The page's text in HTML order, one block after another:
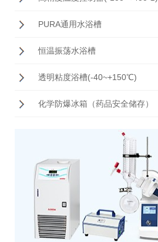
PURA通用水浴槽
恒温振荡水浴槽
透明粘度浴槽(-40~+150℃)
化学防爆冰箱（药品安全储存）